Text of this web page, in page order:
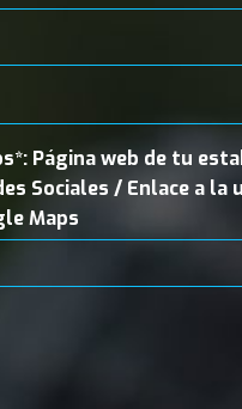
Página web de tu
Sociales / Enlace a la
Maps